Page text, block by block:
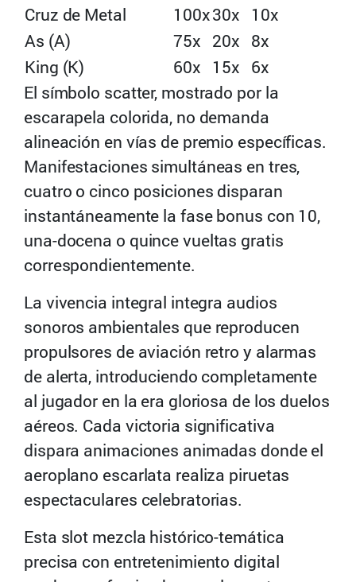
Cruz de Metal
100x30x
10x
As (A)
75x 20x 8x
King (K)
60x 15x 6x
El símbolo scatter, mostrado por la
escarapela colorida, no demanda
alineación en vías de premio específicas.
Manifestaciones simultáneas en tres,
cuatro o cinco posiciones disparan
instantáneamente la fase bonus con 10,
una-docena o quince vueltas gratis
correspondientemente.
La vivencia integral integra audios
sonoros ambientales que reproducen
propulsores de aviación retro y alarmas
de alerta, introduciendo completamente
al jugador en la era gloriosa de los duelos
aéreos. Cada victoria significativa
dispara animaciones animadas donde el
aeroplano escarlata realiza piruetas
espectaculares celebratorias.
Esta slot mezcla histórico-temática
precisa con entretenimiento digital